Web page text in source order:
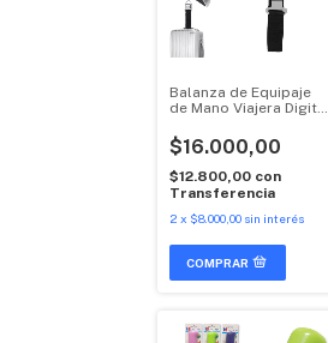
Balanza de Equipaje
de Mano Viajera Digital
$16.000,00
$12.800,00 con
Transferencia
2 x $8.000,00 sin interés